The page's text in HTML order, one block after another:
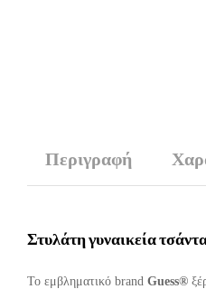
Περιγραφή
Στυλάτη γυναικεία
Το εμβληματικό brand Guess®